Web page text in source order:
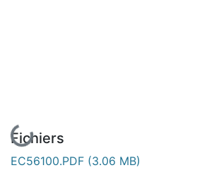
En cours de chargement...
Fichiers
EC56100.PDF (3.06 MB)